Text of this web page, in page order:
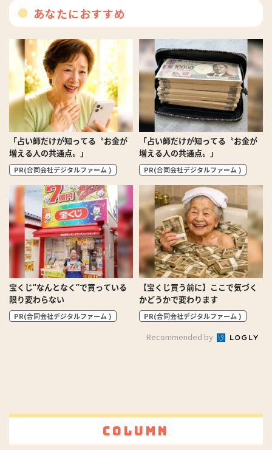
あなたにおすすめ
「占い師だけが知ってる〝お金が
増える人の共通点〟」
PR(合同会社デジタルファーム )
「占い師だけが知ってる〝お金が
増える人の共通点〟」
PR(合同会社デジタルファーム )
宝くじ“なんとなく”で買っている
限り変わらない
PR(合同会社デジタルファーム )
【宝くじ買う前に】ここで気づく
かどうかで変わります
PR(合同会社デジタルファーム )
Recommended by
Column